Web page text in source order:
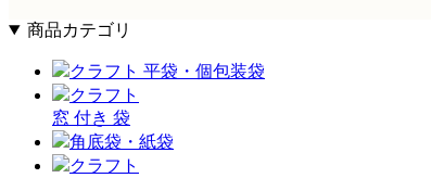
商品カテゴリ
クラフト 平袋・個包装袋
クラフト
窓 付き 袋
角底袋・紙袋
クラフト